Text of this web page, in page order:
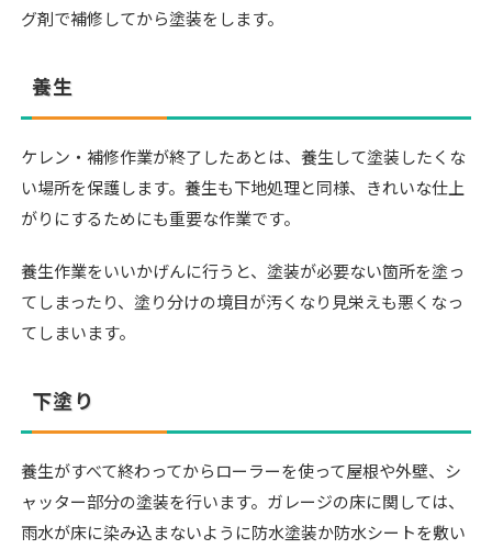
グ剤で補修してから塗装をします。
養生
ケレン・補修作業が終了したあとは、養生して塗装したくな
い場所を保護します。養生も下地処理と同様、きれいな仕上
がりにするためにも重要な作業です。
養生作業をいいかげんに行うと、塗装が必要ない箇所を塗っ
てしまったり、塗り分けの境目が汚くなり見栄えも悪くなっ
てしまいます。
下塗り
養生がすべて終わってからローラーを使って屋根や外壁、シ
ャッター部分の塗装を行います。ガレージの床に関しては、
雨水が床に染み込まないように防水塗装か防水シートを敷い